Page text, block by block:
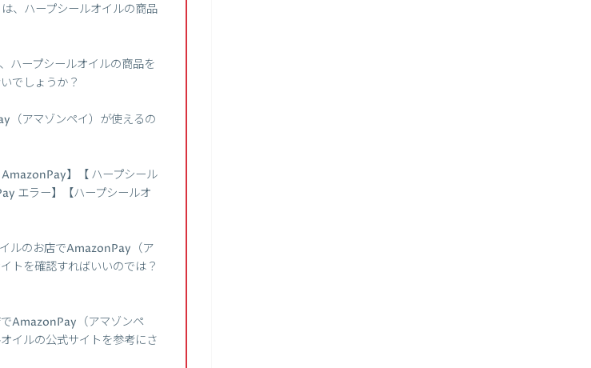
、ハープシールオイルの商品
ハープシールオイルの商品を
でしょうか？
（アマゾンペイ）が使えるの
】【 ハープシール
エラー】【ハープシールオ
ルのお店でAmazonPay（ア
トを確認すればいいのでは？
AmazonPay（アマゾンペ
イルの公式サイトを参考にさ